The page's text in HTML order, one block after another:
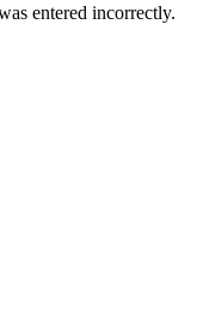
entered incorrectly.